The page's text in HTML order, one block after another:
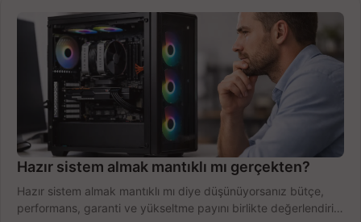
Hazır sistem almak mantıklı mı gerçekten?
Hazır sistem almak mantıklı mı diye düşünüyorsanız bütçe,
performans, garanti ve yükseltme payını birlikte değerlendirin,